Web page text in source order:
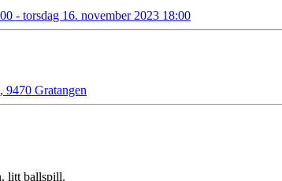
- torsdag 16. november 2023 18:00
, 9470 Gratangen
litt ballspill.